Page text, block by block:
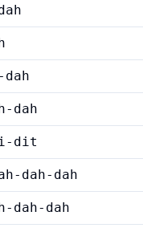
dah
dit
dah-dah
dah-dah